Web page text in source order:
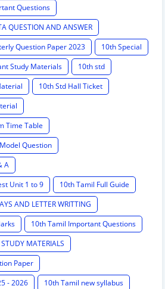
Questions
QUESTION AND ANSWER
Question Paper 2023
10th Special
Study Materials
10th std
10th Std Hall Ticket
Time Table
Question
A
Unit 1 to 9
10th Tamil Full Guide
AND LETTER WRITTING
10th Tamil Important Questions
MATERIALS
Paper
- 2026
10th Tamil new syllabus